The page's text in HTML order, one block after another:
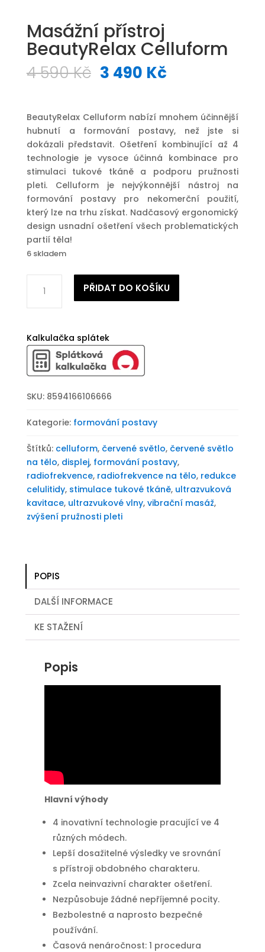
Masážní přístroj
BeautyRelax Celluform
4 590Kč Původní
4
590 Kč.
3 490 KčAktuální
3
490 Kč.
BeautyRelax Celluform nabízí mnohem účinnější
hubnutí a formování postavy, než jste si
dokázali představit. Ošetření kombinující až 4
technologie je vysoce účinná kombinace pro
stimulaci tukové tkáně a podporu pružnosti
pleti. Celluform je nejvýkonnější nástroj na
formování postavy pro nekomerční použití,
který lze na trhu získat. Nadčasový ergonomický
design usnadní ošetření všech problematických
partií těla!
6 skladem
přístroj
BeautyRelax
množství
PŘIDAT DO KOŠÍKU
Kalkulačka splátek
SKU: 8594166106666
Kategorie: formování postavy
Štítků: celluform, červené světlo, červené světlo
na tělo, displej, formování postavy,
radiofrekvence, radiofrekvence na tělo, redukce
celulitidy, stimulace tukové tkáně, ultrazvuková
kavitace, ultrazvukové vlny, vibrační masáž,
zvýšení pružnosti pleti
POPIS
DALŠÍ INFORMACE
KE STAŽENÍ
Popis
Hlavní výhody
4 inovativní technologie pracující ve 4
různých módech.
Lepší dosažitelné výsledky ve srovnání
s přístroji obdobného charakteru.
Zcela neinvazivní charakter ošetření.
Nezpůsobuje žádné nepříjemné pocity.
Bezbolestné a naprosto bezpečné
používání.
Časová nenáročnost: 1 procedura